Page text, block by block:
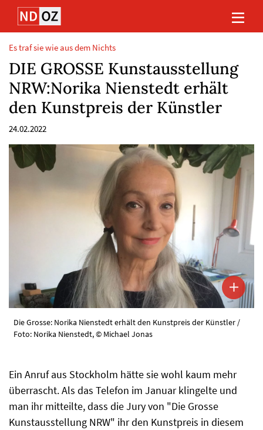
Direkt
Inhalt
(Eingabetaste)
Direkt
Hauptmenu
(Eingabetaste)
Direkt
Suche
(Eingabetaste)
Direkt
Footer
(Eingabetaste)
Es traf sie wie aus dem Nichts
DIE GROSSE Kunstausstellung
NRW:Norika Nienstedt erhält
den Kunstpreis der Künstler
24.02.2022
Die Grosse: Norika Nienstedt erhält den Kunstpreis der Künstler /
Foto: Norika Nienstedt, © Michael Jonas
Ein Anruf aus Stockholm hätte sie wohl kaum mehr
überrascht. Als das Telefon im Januar klingelte und
man ihr mitteilte, dass die Jury von "Die Grosse
Kunstausstellung NRW" ihr den Kunstpreis in diesem